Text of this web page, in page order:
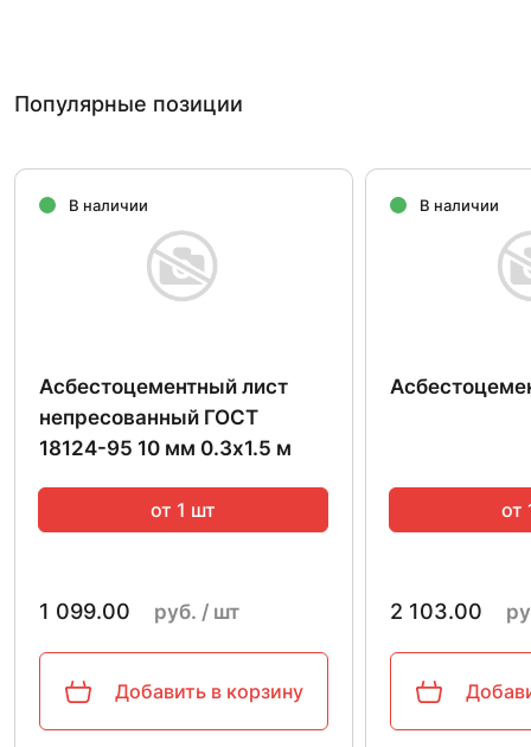
Популярные позиции
В наличии
Асбестоцементный лист
непресованный ГОСТ
18124-95 10 мм 0.3х1.5 м
от 1 шт
1 099.00 руб. / шт
Добавить в корзину
В наличии
от
2 103.00